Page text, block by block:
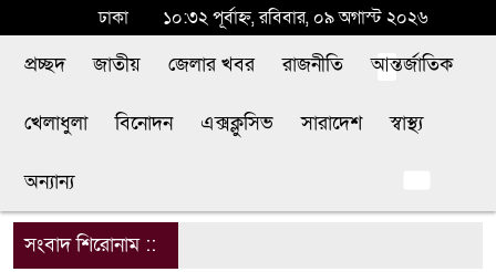
ঢাকা ১০:৩২ পূর্বাহ্ন, রবিবার, ০৯ অগাস্ট ২০২৬
প্রচ্ছদ জাতীয় জেলার খবর রাজনীতি আন্তর্জাতিক
খেলাধুলা বিনোদন এক্সক্লুসিভ সারাদেশ স্বাস্থ্য
অন্যান্য
সংবাদ শিরোনাম ::